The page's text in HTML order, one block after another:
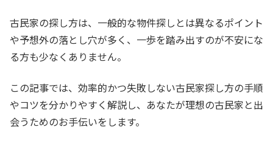
古民家の探し方は、一般的な物件探しとは異なるポイント
や予想外の落とし穴が多く、一歩を踏み出すのが不安にな
る方も少なくありません。
この記事では、効率的かつ失敗しない古民家探し方の手順
やコツを分かりやすく解説し、あなたが理想の古民家と出
会うためのお手伝いをします。